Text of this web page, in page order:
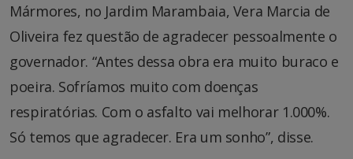
Mármores, no Jardim Marambaia, Vera Marcia de
Oliveira fez questão de agradecer pessoalmente o
governador. “Antes dessa obra era muito buraco e
poeira. Sofríamos muito com doenças
respiratórias. Com o asfalto vai melhorar 1.000%.
Só temos que agradecer. Era um sonho”, disse.